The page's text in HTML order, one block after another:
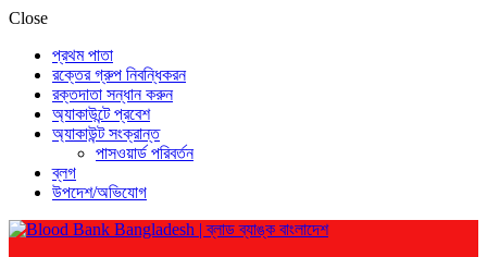
Close
প্রথম পাতা
রক্তের গ্রুপ নিবন্ধিকরন
রক্তদাতা সন্ধান করুন
অ্যাকাউন্টে প্রবেশ
অ্যাকাউন্ট সংক্রান্ত
পাসওয়ার্ড পরিবর্তন
ব্লগ
উপদেশ/অভিযোগ